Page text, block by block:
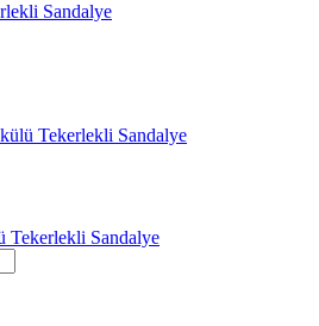
Sandalye
Tekerlekli Sandalye
Sandalye